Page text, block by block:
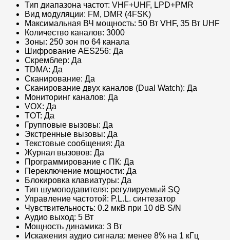
Тип диапазона частот: VHF+UHF, LPD+PMR
Вид модуляции: FM, DMR (4FSK)
Максимальная ВЧ мощность: 50 Вт VHF, 35 Вт UHF
Количество каналов: 3000
Зоны: 250 зон по 64 канала
Шифрование AES256: Да
Скремблер: Да
TDMA: Да
Сканирование: Да
Сканирование двух каналов (Dual Watch): Да
Мониторинг каналов: Да
VOX: Да
TOT: Да
Групповые вызовы: Да
Экстренные вызовы: Да
Текстовые сообщения: Да
Журнал вызовов: Да
Программирование с ПК: Да
Переключение мощности: Да
Блокировка клавиатуры: Да
Тип шумоподавителя: регулируемый SQ
Управление частотой: P.L.L. синтезатор
Чувствительность: 0.2 мкВ при 10 dB S/N
Аудио выход: 5 Вт
Мощность динамика: 3 Вт
Искажения аудио сигнала: менее 8% на 1 кГц